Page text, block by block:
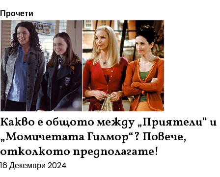
Прочети
Какво е общото между „Приятели“ и
„Момичетата Гилмор“? Повече,
отколкото предполагате!
16 Декември 2024